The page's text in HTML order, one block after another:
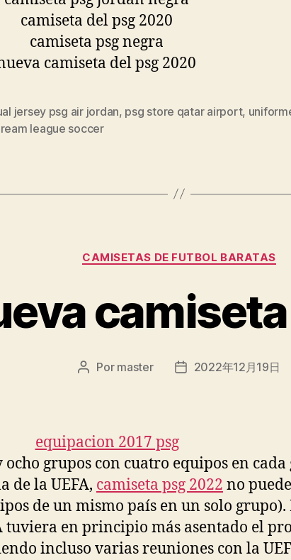
jersey psg air jordan, psg store qatar airport,
league soccer
Categorías
CAMISETAS DE FUTBOL BARATAS
Autor
Por master
Fecha2022年12月19日
ocho grupos con cuatro equipos en
de la UEFA, camiseta psg 2022 no
de un mismo país en un solo grupo).
tuviera en principio más asentado el
incluso varias reuniones con la